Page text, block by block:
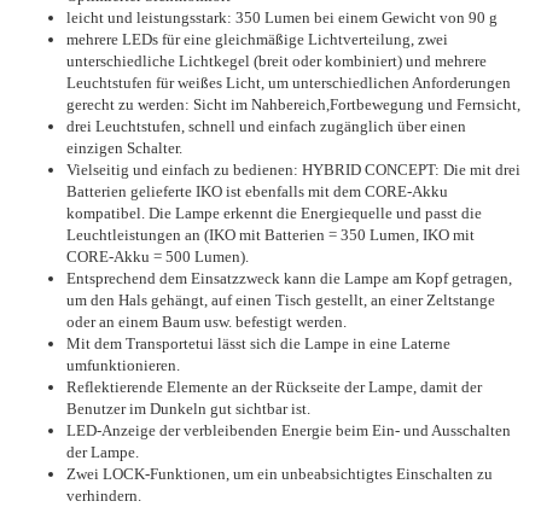
leicht und leistungsstark: 350 Lumen bei einem Gewicht von 90 g
mehrere LEDs für eine gleichmäßige Lichtverteilung, zwei
unterschiedliche Lichtkegel (breit oder kombiniert) und mehrere
Leuchtstufen für weißes Licht, um unterschiedlichen Anforderungen
gerecht zu werden: Sicht im Nahbereich,Fortbewegung und Fernsicht,
drei Leuchtstufen, schnell und einfach zugänglich über einen
einzigen Schalter.
Vielseitig und einfach zu bedienen: HYBRID CONCEPT: Die mit drei
Batterien gelieferte IKO ist ebenfalls mit dem CORE-Akku
kompatibel. Die Lampe erkennt die Energiequelle und passt die
Leuchtleistungen an (IKO mit Batterien = 350 Lumen, IKO mit
CORE-Akku = 500 Lumen).
Entsprechend dem Einsatzzweck kann die Lampe am Kopf getragen,
um den Hals gehängt, auf einen Tisch gestellt, an einer Zeltstange
oder an einem Baum usw. befestigt werden.
Mit dem Transportetui lässt sich die Lampe in eine Laterne
umfunktionieren.
Reflektierende Elemente an der Rückseite der Lampe, damit der
Benutzer im Dunkeln gut sichtbar ist.
LED-Anzeige der verbleibenden Energie beim Ein- und Ausschalten
der Lampe.
Zwei LOCK-Funktionen, um ein unbeabsichtigtes Einschalten zu
verhindern.